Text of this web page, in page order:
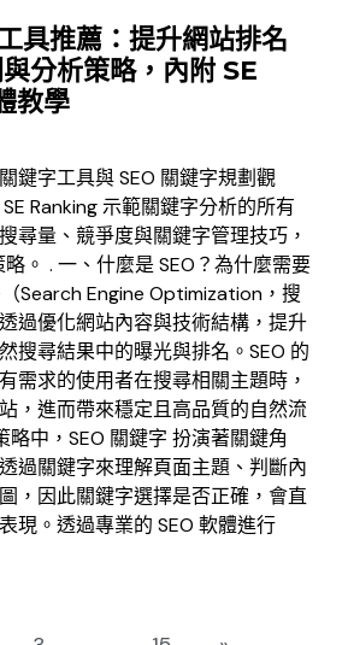
具推薦：提升網站排名
分析策略，內附 SE
教學
鍵字工具與 SEO 關鍵字規劃觀
Ranking 示範關鍵字分析的所有
尋量、競爭度與關鍵字管理技巧，
。 . 一、什麼是 SEO？為什麼需要
Search Engine Optimization，搜
過優化網站內容與技術結構，提升
搜尋結果中的曝光與排名。SEO 的
需求的使用者在搜尋相關主題時，
，進而帶來穩定且高品質的自然流
略中，SEO 關鍵字 扮演著關鍵角
過關鍵字來理解頁面主題、判斷內
，因此關鍵字選擇是否正確，會直
現。透過專業的 SEO 軟體進行